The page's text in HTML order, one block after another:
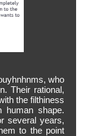
who
Their rational,
the filthiness
human shape.
several years,
to the point